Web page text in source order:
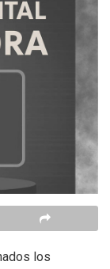
los